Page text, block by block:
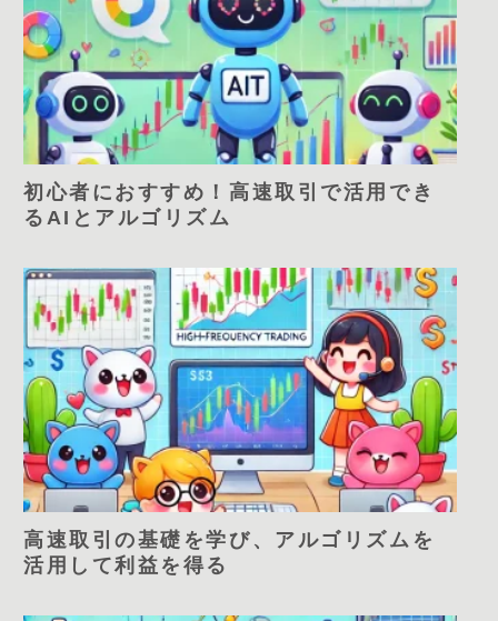
初心者におすすめ！高速取引で活用でき
るAIとアルゴリズム
高速取引の基礎を学び、アルゴリズムを
活用して利益を得る